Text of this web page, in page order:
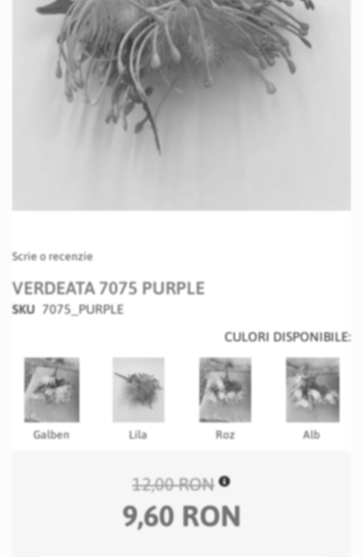
to
beginning
of
gallery
Scrie o recenzie
VERDEATA 7075 PURPLE
SKU 7075_PURPLE
CULORI DISPONIBILE:
Galben Lila Roz Alb
12,00 RON
9,60 RON